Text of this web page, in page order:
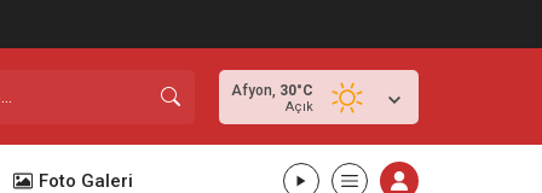
Afyon, 30°C
Açık
Foto Galeri